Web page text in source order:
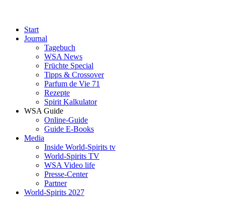
Start
Journal
Tagebuch
WSA News
Früchte Special
Tipps & Crossover
Parfum de Vie 71
Rezepte
Spirit Kalkulator
WSA Guide
Online-Guide
Guide E-Books
Media
Inside World-Spirits tv
World-Spirits TV
WSA Video life
Presse-Center
Partner
World-Spirits 2027